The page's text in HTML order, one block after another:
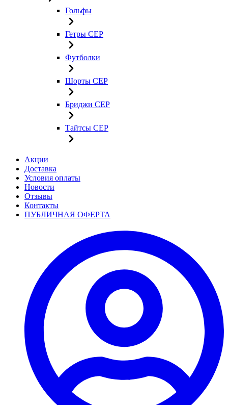
Гольфы
Гетры CEP
Футболки
Шорты CEP
Бриджи CEP
Тайтсы CEP
Акции
Доставка
Условия оплаты
Новости
Отзывы
Контакты
ПУБЛИЧНАЯ ОФЕРТА